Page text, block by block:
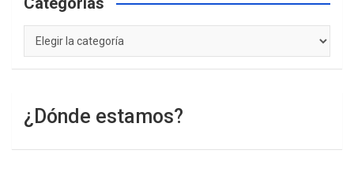
Categorías
¿Dónde estamos?